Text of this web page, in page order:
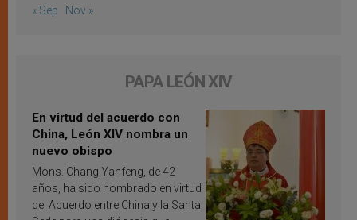
« Sep Nov »
PAPA LEÓN XIV
En virtud del acuerdo con
China, León XIV nombra un
nuevo obispo
Mons. Chang Yanfeng, de 42
años, ha sido nombrado en virtud
del Acuerdo entre China y la Santa